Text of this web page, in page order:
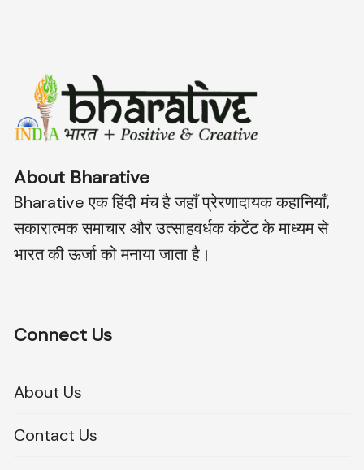
About Bharative
Bharative एक हिंदी मंच है जहाँ प्रेरणादायक कहानियाँ,
सकारात्मक समाचार और उत्साहवर्धक कंटेंट के माध्यम से
भारत की ऊर्जा को मनाया जाता है।
Connect Us
About Us
Contact Us